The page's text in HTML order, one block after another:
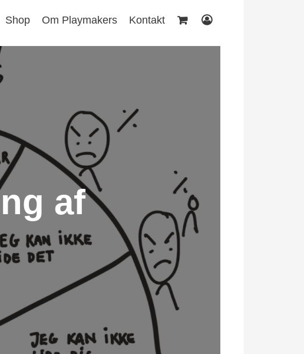
Shop Om Playmakers Kontakt
af